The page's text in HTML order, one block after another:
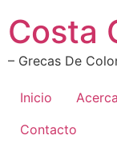
contenido
Costa
– Grecas De
Inicio Acerca
Contacto